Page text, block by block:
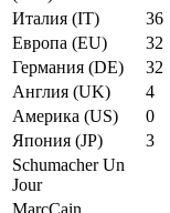
Италия (IT)
36
Европа (EU)
32
Германия (DE)
32
Англия (UK)
4
Америка (US)
0
Япония (JP)
3
Schumacher Un
Jour
MarcCain